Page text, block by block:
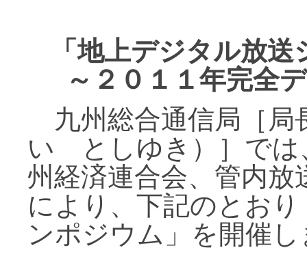
「地上デジタル放
～２０１１年完全
九州総合通信局［
い としゆき）］では
州経済連合会、管内
により、下記のとお
ンポジウム」を開催